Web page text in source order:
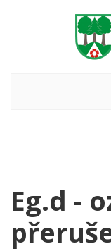
Eg.d -